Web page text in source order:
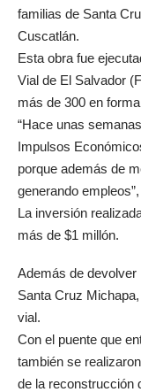
familias de Santa
Cuscatlán.
Esta obra fue
Vial de El Salvador
más de 300 en
“Hace unas
Impulsos
porque además de
generando
La inversión
más de $1 millón.
Además de devolver
Santa Cruz
vial.
Con el puente que
también se
de la reconstrucción